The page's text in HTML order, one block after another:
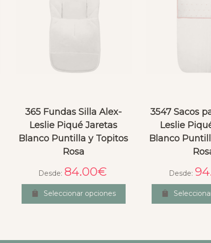
365 Fundas Silla Alex-
Leslie Piqué Jaretas
Blanco Puntilla y Topitos
Rosa
Desde: 84.00€
Seleccionar opciones
3547 Sacos
Leslie
Blanco
Desde: